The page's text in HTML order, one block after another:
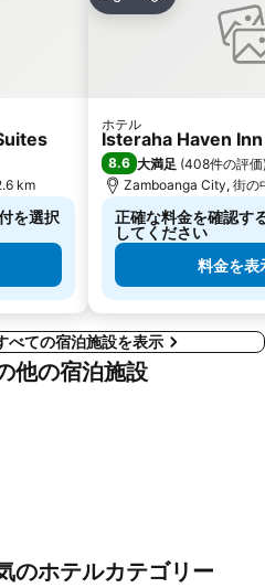
km
を選択
ホテル
Isteraha Haven Inn
8.6 大満足 (408件の評価
Zamboanga City, 街の
正確な料金を確認す
してください
料金を表
ての宿泊施設を表示
他の宿泊施設
ホテルカテゴリー